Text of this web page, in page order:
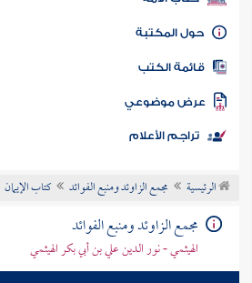
كتاب الأمة
المكتبة
الكتب
موضوعي
تراجم الأعلام
الرئيسية مجمع الزاوئد ومنبع الفوائد كتاب الإيمان
مجمع الزاوئد ومنبع الفوائد
الهيثمي - نور الدين علي بن أبي بكر الهيثمي